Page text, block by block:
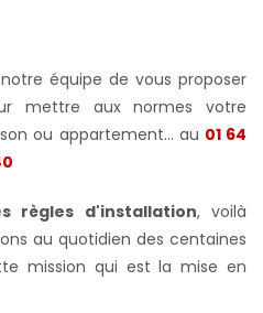
équipe de vous proposer
mettre aux normes votre
ou appartement... au 01 64
règles d'installation, voilà
au quotidien des centaines
mission qui est la mise en